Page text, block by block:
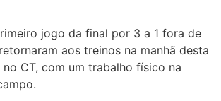
jogo da final por 3 a 1 fora de
aos treinos na manhã desta
CT, com um trabalho físico na